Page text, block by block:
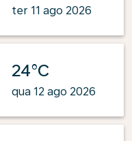
ter 11 ago 2026
24°C
qua 12 ago 2026